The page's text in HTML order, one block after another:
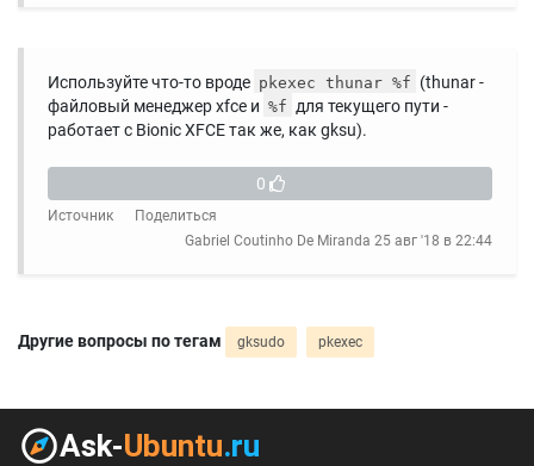
Используйте что-то вроде pkexec thunar %f (thunar -
файловый менеджер xfce и %f для текущего пути -
работает с Bionic XFCE так же, как gksu).
0
Источник
Поделиться
Gabriel Coutinho De Miranda 25 авг '18 в 22:44
Другие вопросы по тегам gksudo pkexec